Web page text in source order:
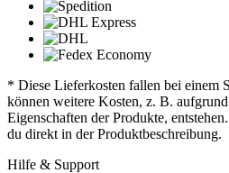
* Diese Lieferkosten fallen bei einem
können weitere Kosten, z. B.
Eigenschaften der Produkte,
du direkt in der Produktbeschreibung.
Hilfe & Support